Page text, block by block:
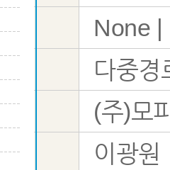
None |
다중경
(주)모
성명 이광원